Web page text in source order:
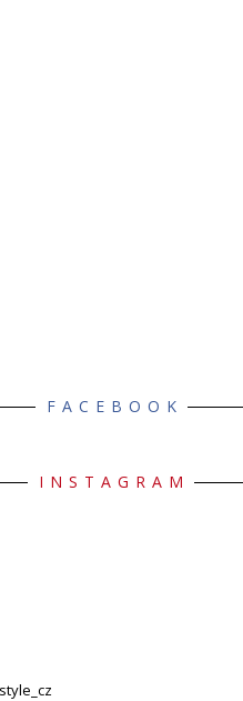
FACEBOOK
INSTAGRAM